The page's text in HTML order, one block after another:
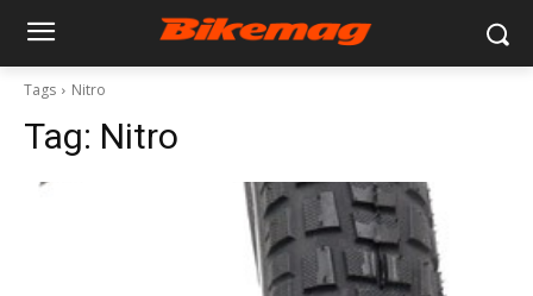
Tags Nitro
Tag: Nitro